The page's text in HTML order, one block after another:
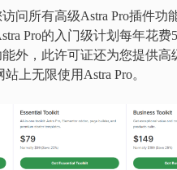
访问所有高级Astra Pro插件功
Pro的入门级计划每年花费
能外，此许可证还为您提供高
上无限使用Astra Pro。